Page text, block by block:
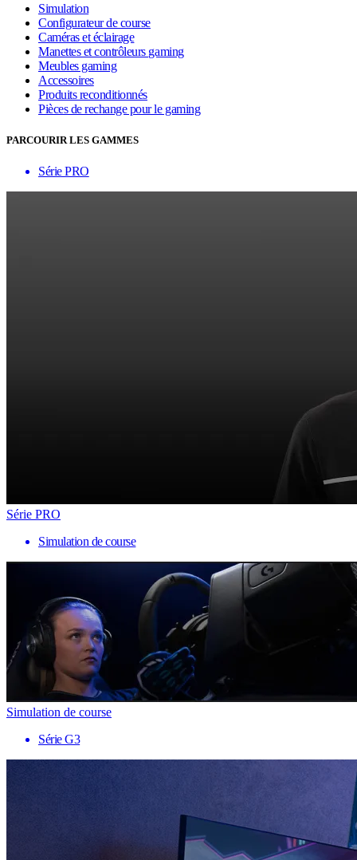
Simulation
Configurateur de course
Caméras et éclairage
Manettes et contrôleurs gaming
Meubles gaming
Accessoires
Produits reconditionnés
Pièces de rechange pour le gaming
PARCOURIR LES GAMMES
Série PRO
Série PRO
Simulation de course
Simulation de course
Série G3